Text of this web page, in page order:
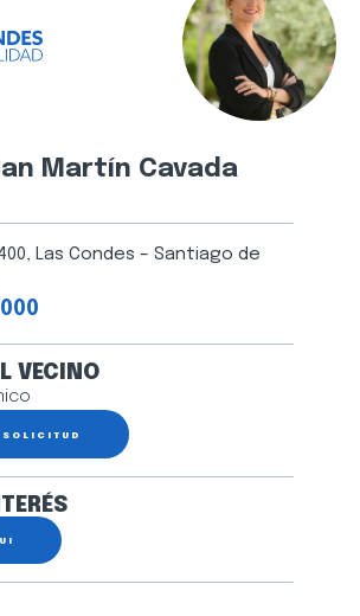
Martín Cavada
Las Condes – Santiago de
VECINO
SOLICITUD